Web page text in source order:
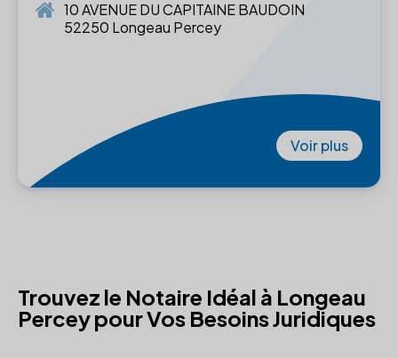
10 AVENUE DU CAPITAINE BAUDOIN
52250 Longeau Percey
Voir plus
Trouvez le Notaire Idéal à Longeau
Percey pour Vos Besoins Juridiques